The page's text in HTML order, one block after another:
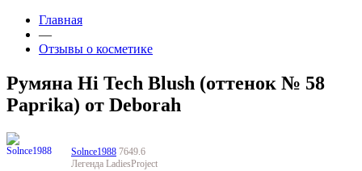
Главная
—
Отзывы о косметике
Румяна Hi Tech Blush (оттенок № 58
Paprika) от Deborah
Solnce1988 7649.6
Легенда LadiesProject